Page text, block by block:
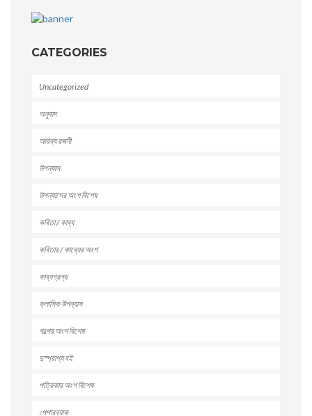
CATEGORIES
Uncategorized
অনুবাদ
আরব্য রজনী
উপন্যাস
উপন্যাসের অংশ বিশেষ
কবিতা / কাব্য
কবিতার / কাব্যের অংশ
কাব্যগ্রন্থ
ক্লাসিক উপন্যাস
গল্পের অংশ বিশেষ
দুস্প্রাপ্য বই
পত্রিকার অংশ বিশেষ
পেপারব্যাক